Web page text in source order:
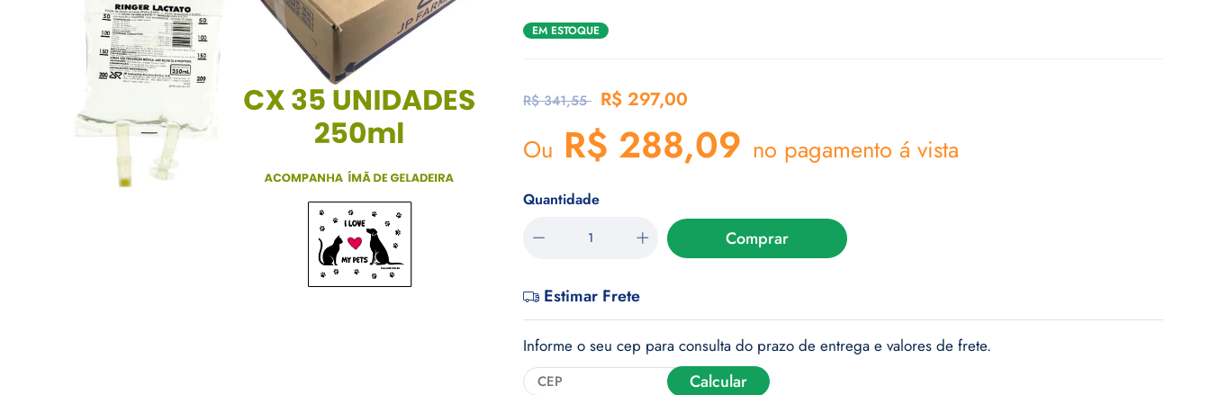
EM ESTOQUE
R$ 341,55 R$ 297,00
Ou R$ 288,09 no pagamento á vista
Quantidade
Comprar
Estimar Frete
Informe o seu cep para consulta do prazo de entrega e valores de frete.
Calcular